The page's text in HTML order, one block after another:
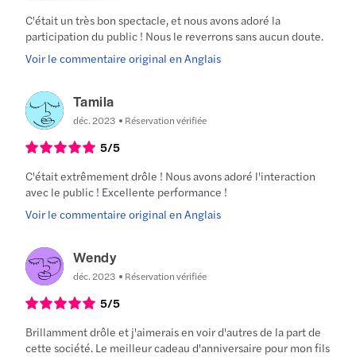
C'était un très bon spectacle, et nous avons adoré la
participation du public ! Nous le reverrons sans aucun doute.
Voir le commentaire original en Anglais
Tamila
déc. 2023 Réservation vérifiée
5/5
C'était extrêmement drôle ! Nous avons adoré l'interaction
avec le public ! Excellente performance !
Voir le commentaire original en Anglais
Wendy
déc. 2023 Réservation vérifiée
5/5
Brillamment drôle et j'aimerais en voir d'autres de la part de
cette société. Le meilleur cadeau d'anniversaire pour mon fils